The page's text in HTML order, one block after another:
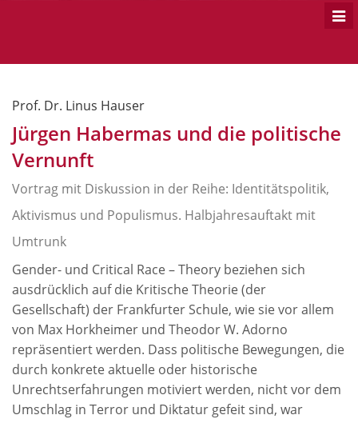
Prof. Dr. Linus Hauser
Jürgen Habermas und die politische
Vernunft
Vortrag mit Diskussion in der Reihe: Identitätspolitik,
Aktivismus und Populismus. Halbjahresauftakt mit
Umtrunk
Gender- und Critical Race – Theory beziehen sich
ausdrücklich auf die Kritische Theorie (der
Gesellschaft) der Frankfurter Schule, wie sie vor allem
von Max Horkheimer und Theodor W. Adorno
repräsentiert werden. Dass politische Bewegungen, die
durch konkrete aktuelle oder historische
Unrechtserfahrungen motiviert werden, nicht vor dem
Umschlag in Terror und Diktatur gefeit sind, war